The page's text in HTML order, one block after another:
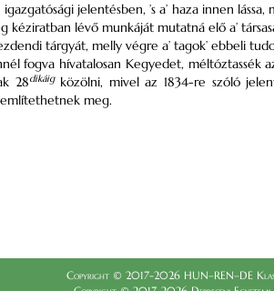
jelentésben, ’s a’ haza innen
kéziratban lévő munkáját mutatná elő a’
tárgyát, melly végre a’ tagok’ ebbeli
fogva hívatalosan Kegyedet, méltóztassék
28dikáigközölni, mivel az 1834-re szóló
meg.
Copyright © 2017-2026 HUN–REN–DE